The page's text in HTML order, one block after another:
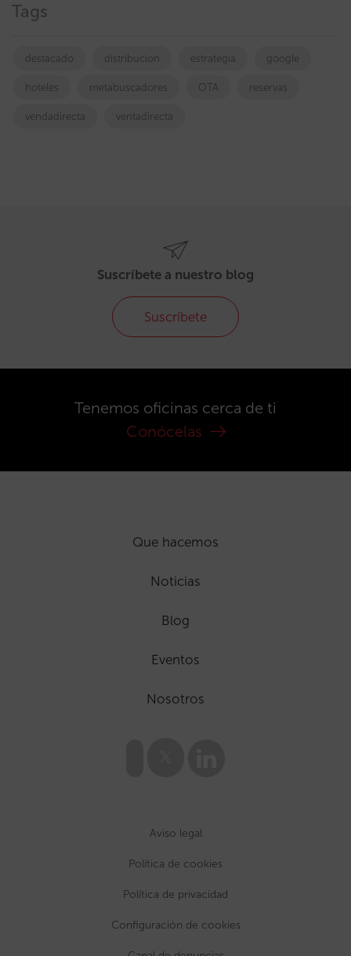
Tags
destacado distribucion estrategia google
hoteles metabuscadores OTA reservas
vendadirecta ventadirecta
Suscríbete a nuestro blog
Suscríbete
Tenemos oficinas cerca de ti
Conócelas
Que hacemos
Noticias
Blog
Eventos
Nosotros
Aviso legal
Política de cookies
Política de privacidad
Configuración de cookies